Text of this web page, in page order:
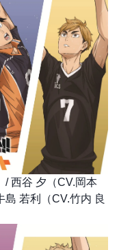
/ 西谷 夕（CV.岡本
島 若利（CV.竹内 良